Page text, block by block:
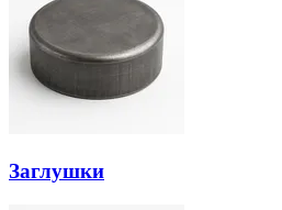
Заглушки